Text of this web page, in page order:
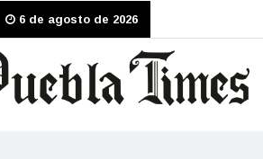
6 de agosto de 2026